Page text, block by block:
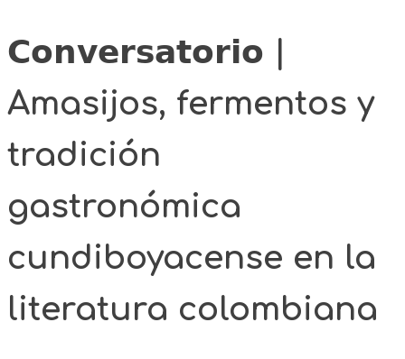
𝗖𝗼𝗻𝘃𝗲𝗿𝘀𝗮𝘁𝗼𝗿𝗶𝗼 |
Amasijos, fermentos y
tradición
gastronómica
cundiboyacense en la
literatura colombiana